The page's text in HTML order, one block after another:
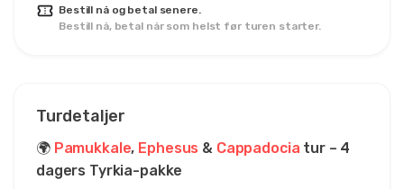
Bestill nå og betal senere.
Bestill nå, betal når som helst før turen starter.
Turdetaljer
🌍 Pamukkale, Ephesus & Cappadocia tur – 4
dagers Tyrkia-pakke